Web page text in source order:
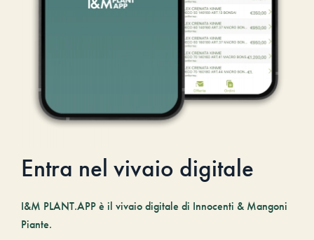
Entra nel vivaio digitale
I&M PLANT.APP è il vivaio digitale di Innocenti & Mangoni
Piante.